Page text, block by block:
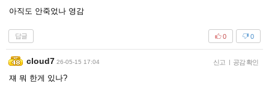
아직도 안죽었나 영감
답글 0
0
cloud7 26-05-15 17:04 신고 | 공감 확인
쟤 뭐 한게 있나?